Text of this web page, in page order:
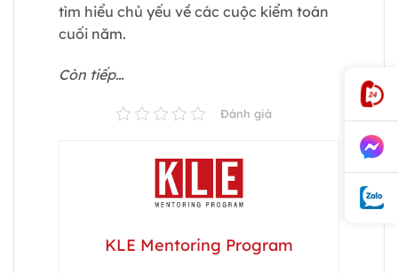
tìm hiểu chủ yếu về các cuộc kiểm toán
cuối năm.
Còn tiếp…
Đánh giá
KLE Mentoring Program